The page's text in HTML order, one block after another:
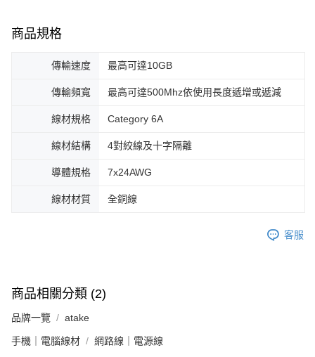
商品規格
傳輸速度 最高可達10GB
傳輸頻寬 最高可達500Mhz依使用長度遞增或遞減
線材規格 Category 6A
線材結構 4對絞線及十字隔離
導體規格 7x24AWG
線材材質 全銅線
客服
商品相關分類 (2)
品牌一覽 atake
手機｜電腦線材 網路線｜電源線